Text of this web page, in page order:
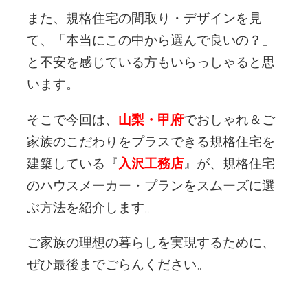
また、規格住宅の間取り・デザインを見
て、「本当にこの中から選んで良いの？」
と不安を感じている方もいらっしゃると思
います。
そこで今回は、 山梨・甲府でおしゃれ＆ご
家族のこだわりをプラスできる規格住宅を
建築している『入沢工務店』が、規格住宅
のハウスメーカー・プランをスムーズに選
ぶ方法を紹介します。
ご家族の理想の暮らしを実現するために、
ぜひ最後までごらんください。